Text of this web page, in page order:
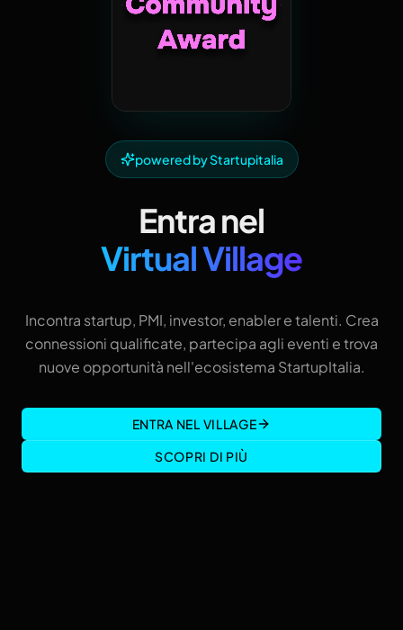
powered by Startupitalia
Entra nel
Virtual Village
Incontra startup, PMI, investor, enabler e talenti. Crea
connessioni qualificate, partecipa agli eventi e trova
nuove opportunità nell'ecosistema StartupItalia.
ENTRA NEL VILLAGE
SCOPRI DI PIÙ